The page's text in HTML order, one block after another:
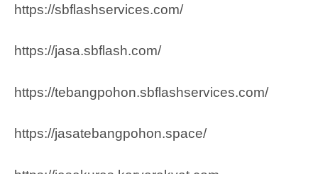
https://sbflashservices.com/
https://jasa.sbflash.com/
https://tebangpohon.sbflashservices.com/
https://jasatebangpohon.space/